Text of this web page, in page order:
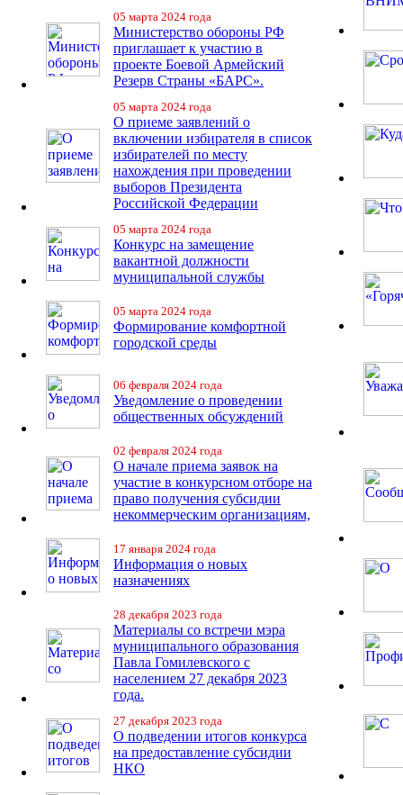
05 марта 2024 года
Министерство обороны РФ
приглашает к участию в
проекте Боевой Армейский
Резерв Страны «БАРС».
05 марта 2024 года
О приеме заявлений о
включении избирателя в список
избирателей по месту
нахождения при проведении
выборов Президента
Российской Федерации
05 марта 2024 года
Конкурс на замещение
вакантной должности
муниципальной службы
05 марта 2024 года
Формирование комфортной
городской среды
06 февраля 2024 года
Уведомление о проведении
общественных обсуждений
02 февраля 2024 года
О начале приема заявок на
участие в конкурсном отборе на
право получения субсидии
некоммерческим организациям,
17 января 2024 года
Информация о новых
назначениях
28 декабря 2023 года
Материалы со встречи мэра
муниципального образования
Павла Гомилевского с
населением 27 декабря 2023
года.
27 декабря 2023 года
О подведении итогов конкурса
на предоставление субсидии
НКО